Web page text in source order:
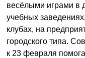
весёлыми играми в
учебных
клубах, на
городского типа.
к 23 февраля